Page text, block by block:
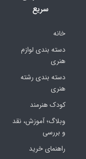
سریع
خانه
دسته بندی لوازم
هنری
دسته بندی رشته
هنری
کودک هنرمند
وبلاگ؛ آموزش، نقد
و بررسی
راهنمای خرید